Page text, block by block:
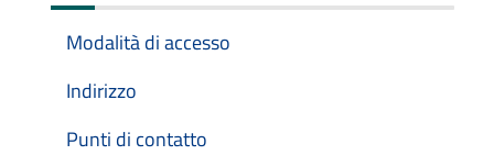
Modalità di accesso
Indirizzo
Punti di contatto